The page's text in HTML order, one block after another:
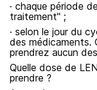
· chaque période
traitement" ;
· selon le jour du
des médicaments.
prendrez aucun
Quelle dose de
prendre ?